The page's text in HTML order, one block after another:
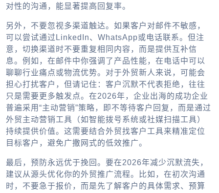
对性的沟通，能显著提高回复率。
另外，不要忽视多渠道触达。如果客户对邮件不敏感，
可以尝试通过LinkedIn、WhatsApp或电话联系。但注
意，切换渠道时不要重复相同内容，而是提供互补信
息。例如，在邮件中你强调了产品性能，在电话中可以
聊聊行业痛点或物流优势。对于外贸新人来说，可能会
担心打扰客户，但请记住：客户沉默不代表拒绝，往往
只是需要更多触发点。在2026年，企业出海的成功企业
普遍采用“主动营销”策略，即不等待客户回复，而是通过
外贸主动营销工具（如智能拨号系统或社媒扫描工具）
持续提供价值。这需要结合外贸找客户工具来精准定位
目标客户，避免广撒网式的低效推广。
最后，预防永远优于挽回。要在2026年减少沉默流失，
建议从源头优化你的外贸推广流程。比如，在初次沟通
时，不要急于报价，而是先了解客户的具体需求、预算